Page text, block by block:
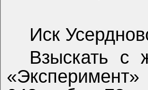
Иск
Взыскать с